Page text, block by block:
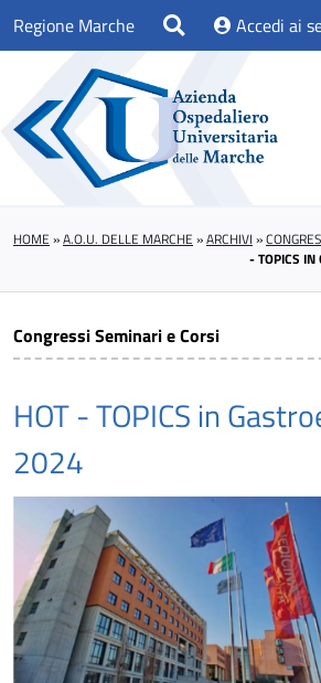
Regione Marche Accedi ai
HOME »A.O.U. DELLE MARCHE »ARCHIVI »
- TOPICS IN
Congressi Seminari e Corsi
HOT - TOPICS in
2024